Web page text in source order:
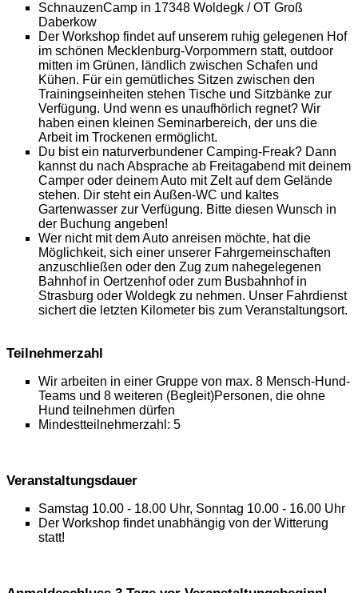
SchnauzenCamp in 17348 Woldegk / OT Groß
Daberkow
Der Workshop findet auf unserem ruhig gelegenen Hof
im schönen Mecklenburg-Vorpommern statt, outdoor
mitten im Grünen, ländlich zwischen Schafen und
Kühen. Für ein gemütliches Sitzen zwischen den
Trainingseinheiten stehen Tische und Sitzbänke zur
Verfügung. Und wenn es unaufhörlich regnet? Wir
haben einen kleinen Seminarbereich, der uns die
Arbeit im Trockenen ermöglicht.
Du bist ein naturverbundener Camping-Freak? Dann
kannst du nach Absprache ab Freitagabend mit deinem
Camper oder deinem Auto mit Zelt auf dem Gelände
stehen. Dir steht ein Außen-WC und kaltes
Gartenwasser zur Verfügung. Bitte diesen Wunsch in
der Buchung angeben!
Wer nicht mit dem Auto anreisen möchte, hat die
Möglichkeit, sich einer unserer Fahrgemeinschaften
anzuschließen oder den Zug zum nahegelegenen
Bahnhof in Oertzenhof oder zum Busbahnhof in
Strasburg oder Woldegk zu nehmen. Unser Fahrdienst
sichert die letzten Kilometer bis zum Veranstaltungsort.
Teilnehmerzahl
Wir arbeiten in einer Gruppe von max. 8 Mensch-Hund-
Teams und 8 weiteren (Begleit)Personen, die ohne
Hund teilnehmen dürfen
Mindestteilnehmerzahl: 5
Veranstaltungsdauer
Samstag 10.00 - 18.00 Uhr, Sonntag 10.00 - 16.00 Uhr
Der Workshop findet unabhängig von der Witterung
statt!